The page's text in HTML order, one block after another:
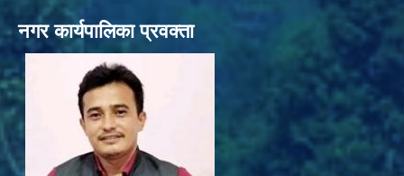
नगर कार्यपालिका प्रवक्ता